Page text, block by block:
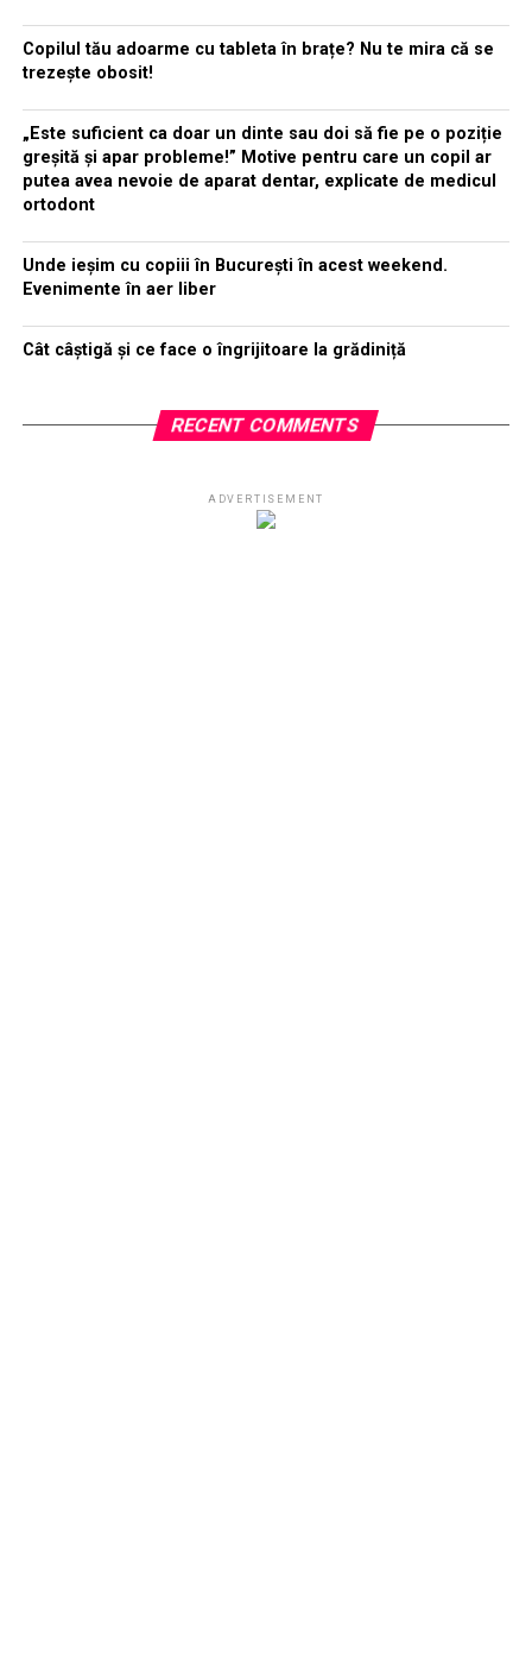
Copilul tău adoarme cu tableta în brațe? Nu te mira că se
trezește obosit!
„Este suficient ca doar un dinte sau doi să fie pe o poziție
greșită și apar probleme!” Motive pentru care un copil ar
putea avea nevoie de aparat dentar, explicate de medicul
ortodont
Unde ieșim cu copiii în București în acest weekend.
Evenimente în aer liber
Cât câștigă și ce face o îngrijitoare la grădiniță
RECENT COMMENTS
ADVERTISEMENT